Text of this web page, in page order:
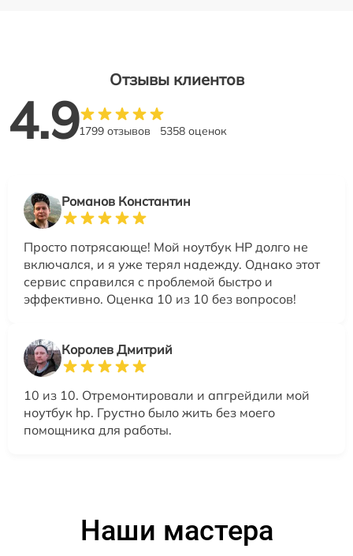
Отзывы клиентов
4.91799 отзывов 5358 оценок
Романов Константин
Просто потрясающе! Мой ноутбук HP долго не
включался, и я уже терял надежду. Однако этот
сервис справился с проблемой быстро и
эффективно. Оценка 10 из 10 без вопросов!
Королев Дмитрий
10 из 10. Отремонтировали и апгрейдили мой
ноутбук hp. Грустно было жить без моего
помощника для работы.
Наши мастера